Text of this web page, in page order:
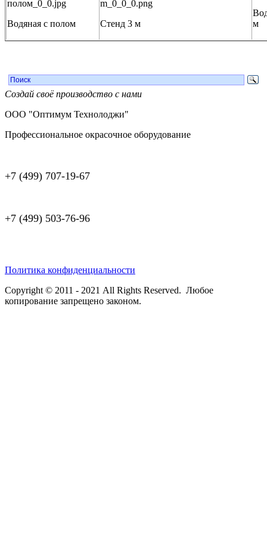
Водяная с полом Стенд 3 м
м
Создай своё производство с нами
ООО "Оптимум Технолоджи"
Профессиональное окрасочное оборудование
+7 (499) 707-19-67
+7 (499) 503-76-96
Политика конфиденциальности
Copyright © 2011 - 2021 All Rights Reserved. Любое
копирование запрещено законом.